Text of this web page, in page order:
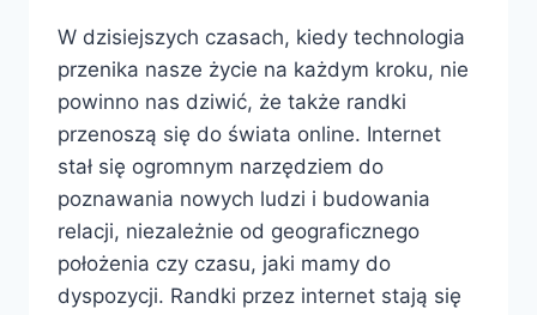
W dzisiejszych czasach, kiedy technologia
przenika nasze życie na każdym kroku, nie
powinno nas dziwić, że także randki
przenoszą się do świata online. Internet
stał się ogromnym narzędziem do
poznawania nowych ludzi i budowania
relacji, niezależnie od geograficznego
położenia czy czasu, jaki mamy do
dyspozycji. Randki przez internet stają się